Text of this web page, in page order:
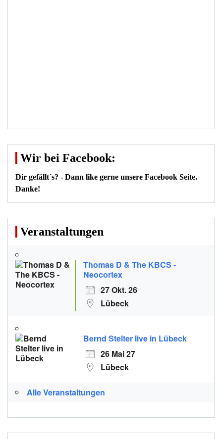
Wir bei Facebook:
Dir gefällt´s? - Dann like gerne unsere Facebook Seite.
Danke!
Veranstaltungen
Thomas D & The KBCS -
Neocortex
27 Okt. 26
Lübeck
Bernd Stelter live in Lübeck
26 Mai 27
Lübeck
Alle Veranstaltungen